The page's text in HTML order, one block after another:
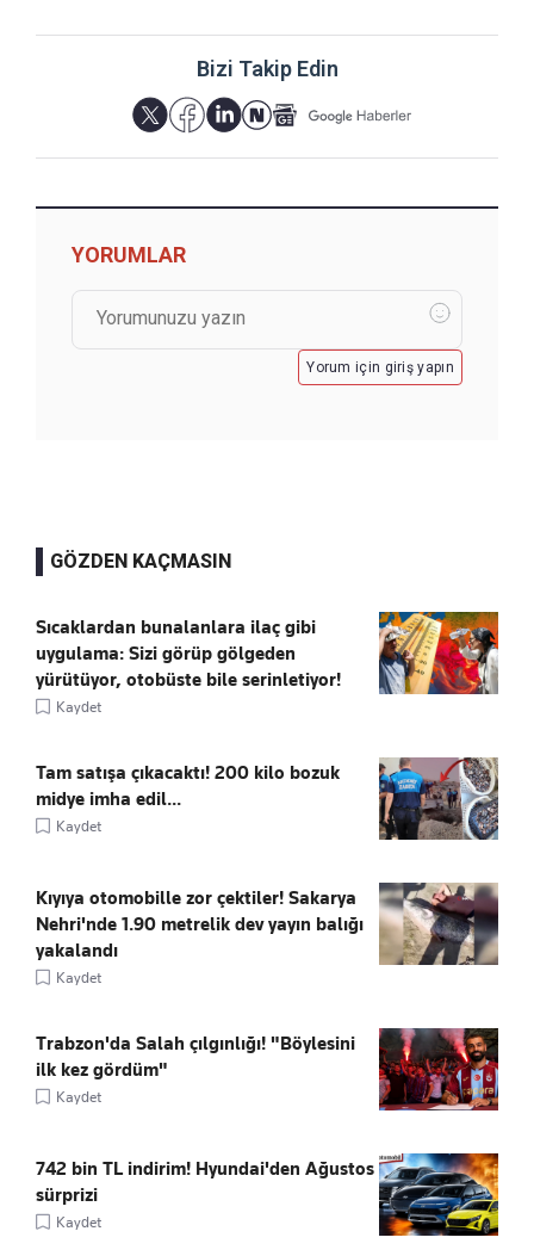
Bizi Takip Edin
YORUMLAR
Yorum için giriş yapın
GÖZDEN KAÇMASIN
Sıcaklardan bunalanlara ilaç gibi
uygulama: Sizi görüp gölgeden
yürütüyor, otobüste bile serinletiyor!
Kaydet
Tam satışa çıkacaktı! 200 kilo bozuk
midye imha edil...
Kaydet
Kıyıya otomobille zor çektiler! Sakarya
Nehri'nde 1.90 metrelik dev yayın balığı
yakalandı
Kaydet
Trabzon'da Salah çılgınlığı! "Böylesini
ilk kez gördüm"
Kaydet
742 bin TL indirim! Hyundai'den Ağustos
sürprizi
Kaydet